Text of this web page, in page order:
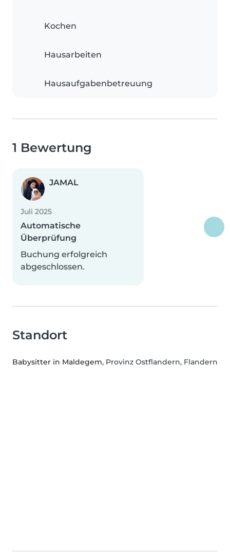
Kochen
Hausarbeiten
Hausaufgabenbetreuung
1 Bewertung
JAMAL
Juli 2025
Automatische
Überprüfung
Buchung erfolgreich
abgeschlossen.
Standort
Babysitter in Maldegem, Provinz Ostflandern, Flandern